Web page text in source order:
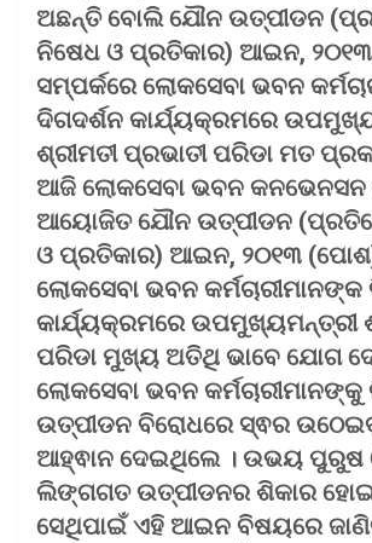
ଅଛନ୍ତି ବୋଲି ଯୌନ ଉତ୍ପୀଡନ
ନିଷେଧ ଓ ପ୍ରତିକାର) ଆଇନ,
ସମ୍ପର୍କରେ ଲୋକସେବା ଭବନ
ଦିଗଦର୍ଶନ କାର୍ଯ୍ୟକ୍ରମରେ
ଶ୍ରୀମତୀ ପ୍ରଭାତୀ ପରିଡା ମତ
ଆଜି ଲୋକସେବା ଭବନ କନଭେନସନ
ଆୟୋଜିତ ଯୌନ ଉତ୍ପୀଡନ
ଓ ପ୍ରତିକାର) ଆଇନ, ୨୦୧୩
ଲୋକସେବା ଭବନ କର୍ମଚାରୀମାନଙ୍କ
କାର୍ଯ୍ୟକ୍ରମରେ ଉପମୁଖ୍ୟମନ୍ତ୍ରୀ
ପରିଡା ମୁଖ୍ୟ ଅତିଥି ଭାବେ ଯୋଗ
ଲୋକସେବା ଭବନ
ଉତ୍ପୀଡନ ବିରୋଧରେ ସ୍ଵର
ଆହ୍ଵାନ ଦେଇଥିଲେ । ଉଭୟ ପୁରୁଷ
ଲିଙ୍ଗଗତ ଉତ୍ପୀଡନର ଶିକାର
ସେଥିପାଇଁ ଏହି ଆଇନ ବିଷୟରେ